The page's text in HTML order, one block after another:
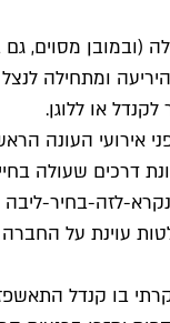
מסוים,
ומתחילה
או ללוגן.
העונה
דרכים שעולה
לזה-בחיר-
עוינת על
בו קנדל